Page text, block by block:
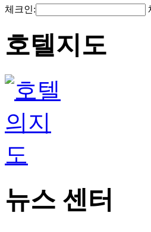
체크인:
호텔지도
뉴스 센터